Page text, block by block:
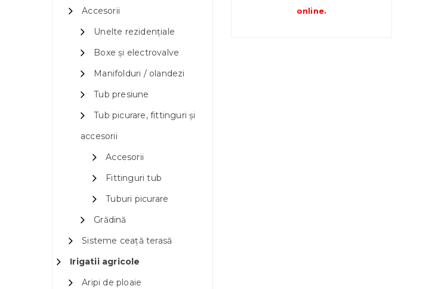
Accesorii
Unelte rezidențiale
Boxe și electrovalve
Manifolduri / olandezi
Tub presiune
Tub picurare, fittinguri și
accesorii
Accesorii
Fittinguri tub
Tuburi picurare
Grădină
Sisteme ceață terasă
Irigatii agricole
Aripi de ploaie
online.